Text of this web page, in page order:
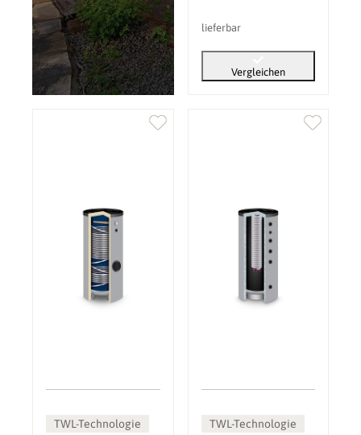
lieferbar
Vergleichen
TWL-Technologie TWL-Technologie